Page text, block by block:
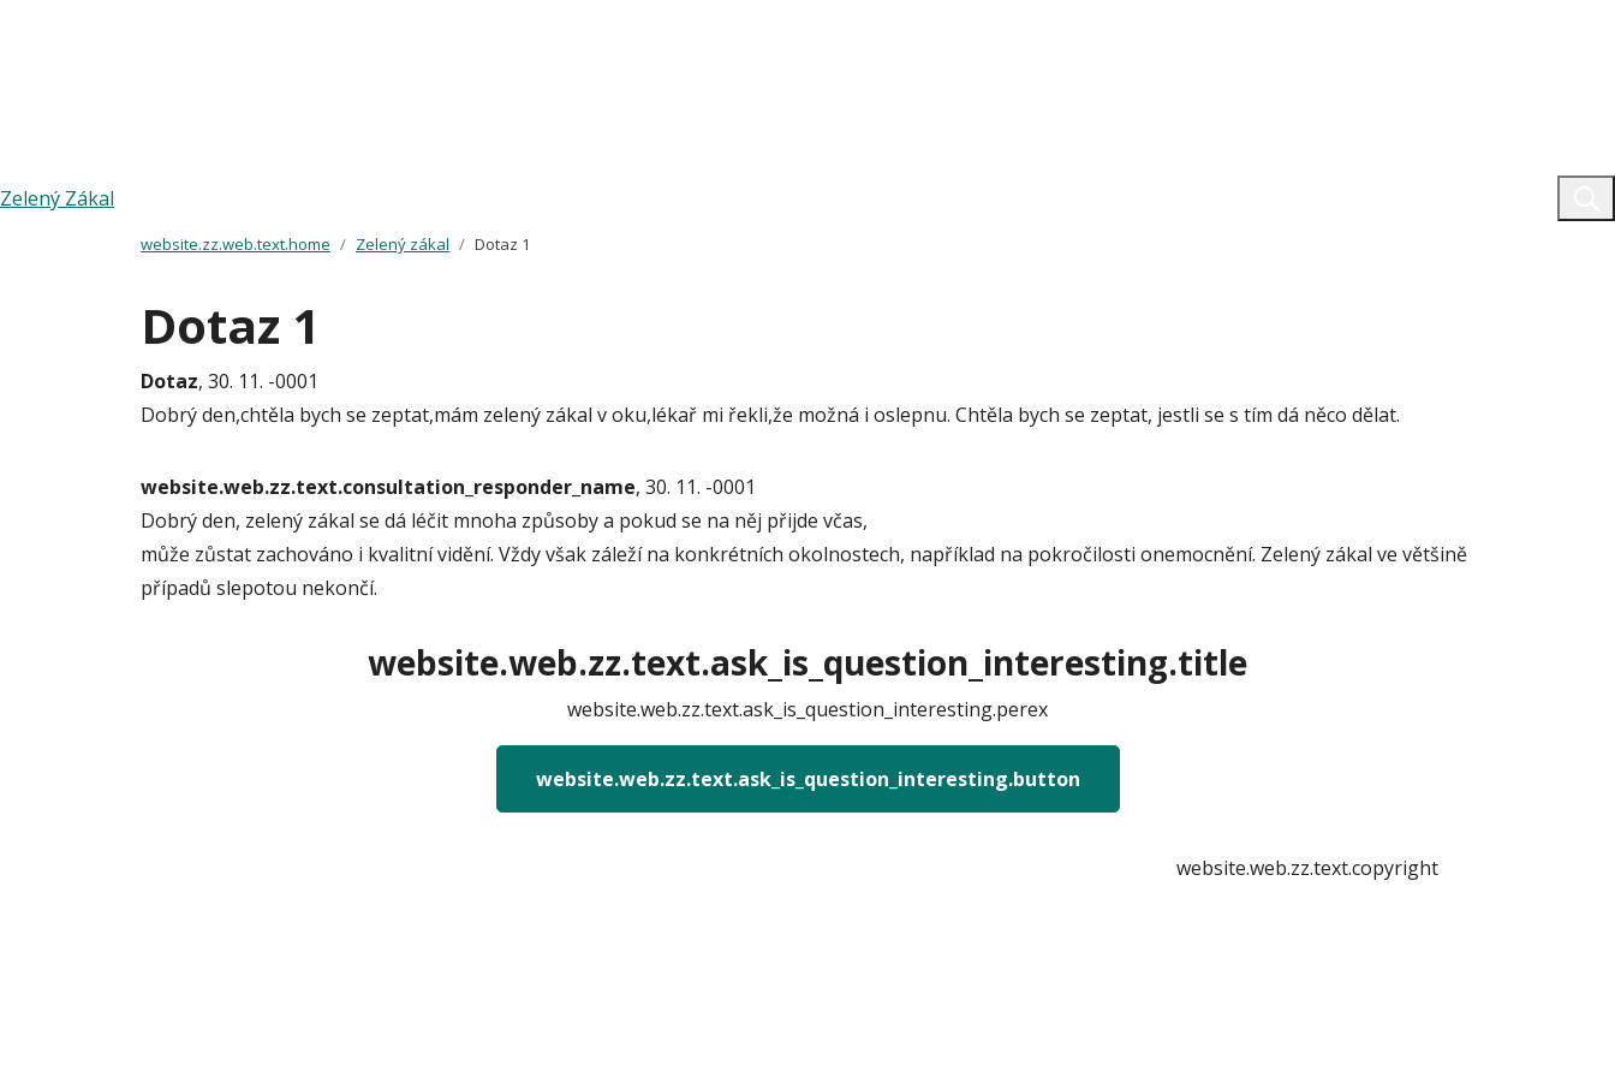
Zelený Zákal
website.zz.web.text.home Zelený zákal Dotaz 1
Dotaz 1
Dotaz, 30. 11. -0001
Dobrý den,chtěla bych se zeptat,mám zelený zákal v oku,lékař mi řekli,že možná i oslepnu. Chtěla bych se zeptat, jestli se s tím dá něco dělat.
website.web.zz.text.consultation_responder_name, 30. 11. -0001
Dobrý den, zelený zákal se dá léčit mnoha způsoby a pokud se na něj přijde včas,
může zůstat zachováno i kvalitní vidění. Vždy však záleží na konkrétních okolnostech, například na pokročilosti onemocnění. Zelený zákal ve většině
případů slepotou nekončí.
website.web.zz.text.ask_is_question_interesting.title
website.web.zz.text.ask_is_question_interesting.perex
website.web.zz.text.ask_is_question_interesting.button
website.web.zz.text.copyright